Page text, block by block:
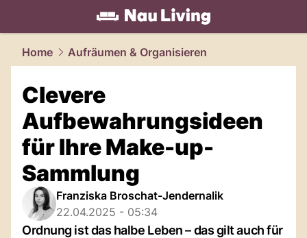
living.NAU.ch
Home Aufräumen & Organisieren
Clevere
Aufbewahrungsideen
für Ihre Make-up-
Sammlung
Franziska Broschat-Jendernalik
22.04.2025 - 05:34
Ordnung ist das halbe Leben – das gilt auch für